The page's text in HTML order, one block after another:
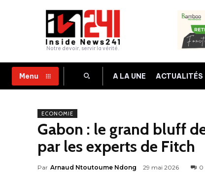
Notre devoir, servir la vérité.
Menu A LA UNE ACTUALITÉS
ECONOMIE
Gabon : le grand bluff
par les experts de Fitch
Par Arnaud Ntoutoume Ndong 29 mai 2026 0